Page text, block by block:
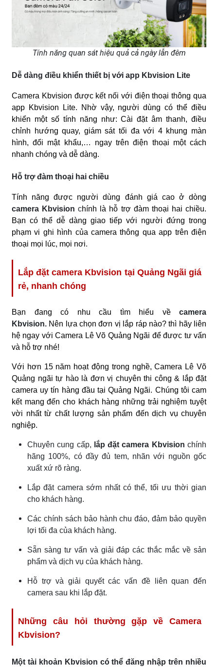
Tính năng quan sát hiệu quả cả ngày lẫn đêm
Dễ dàng điều khiển thiết bị với app Kbvision Lite
Camera Kbvision được kết nối với điện thoại thông qua
app Kbvision Lite. Nhờ vậy, người dùng có thể điều
khiển một số tính năng như: Cài đặt âm thanh, điều
chỉnh hướng quay, giám sát tối đa với 4 khung màn
hình, đổi mật khẩu,… ngay trên điện thoại một cách
nhanh chóng và dễ dàng.
Hỗ trợ đàm thoại hai chiều
Tính năng được người dùng đánh giá cao ở dòng
camera Kbvisionchính là hỗ trợ đàm thoại hai chiều.
Bạn có thể dễ dàng giao tiếp với người đứng trong
phạm vi ghi hình của camera thông qua app trên điện
thoại mọi lúc, mọi nơi.
Lắp đặt camera Kbvision tại Quảng Ngãi giá
rẻ, nhanh chóng
Bạn đang có nhu cầu tìm hiểu về camera
Kbvision. Nên lựa chọn đơn vị lắp ráp nào? thì hãy liên
hệ ngay với Camera Lê Võ Quảng Ngãi để được tư vấn
và hỗ trợ nhé!
Với hơn 15 năm hoạt động trong nghề, Camera Lê Võ
Quảng ngãi tự hào là đơn vị chuyên thi công & lắp đặt
camera uy tín hàng đầu tại Quảng Ngãi. Chúng tôi cam
kết mang đến cho khách hàng những trải nghiệm tuyệt
vời nhất từ chất lượng sản phẩm đến dịch vụ chuyên
nghiệp.
Chuyên cung cấp, lắp đặt camera Kbvision chính
hãng 100%, có đầy đủ tem, nhãn với nguồn gốc
xuất xứ rõ ràng.
Lắp đặt camera sớm nhất có thể, tối ưu thời gian
cho khách hàng.
Các chính sách bảo hành chu đáo, đảm bảo quyền
lợi tối đa của khách hàng.
Sẵn sàng tư vấn và giải đáp các thắc mắc về sản
phẩm và dịch vụ của khách hàng.
Hỗ trợ và giải quyết các vấn đề liên quan đến
camera sau khi lắp đặt.
Những câu hỏi thường gặp về Camera
Kbvision?
Một tài khoản Kbvision có thể đăng nhập trên nhiều